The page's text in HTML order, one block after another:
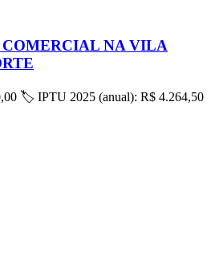
COMERCIAL NA VILA
🏷 IPTU 2025 (anual): R$ 4.264,50